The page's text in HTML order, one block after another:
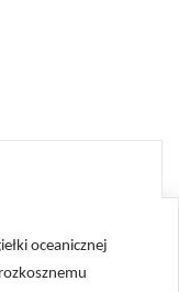
oceanicznej